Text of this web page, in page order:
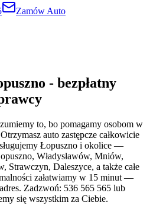
Zamów Auto
- bezpłatny
to, bo pomagamy osobom w
auto zastępcze całkowicie
Łopuszno i okolice —
Władysławów, Mniów,
Strawczyn, Daleszyce, a także całe
załatwiamy w 15 minut —
Zadzwoń: 536 565 565 lub
się wszystkim za Ciebie.